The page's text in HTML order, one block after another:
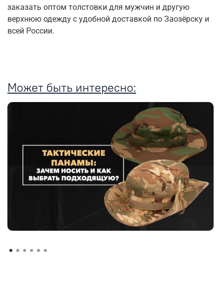
заказать оптом толстовки для мужчин и другую
верхнюю одежду с удобной доставкой по Заозёрску и
всей России.
Может быть интересно: